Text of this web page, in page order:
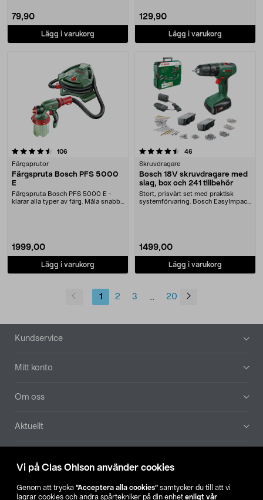
Vi på Clas Ohlson använder cookies
Genom att trycka ”Acceptera alla cookies” samtycker du till att vi
lagrar cookies och andra spårtekniker på din enhet enligt vår
79,90
Lägg i varukorg
129,90
Lägg i varukorg
106
Färgsprutor
Färgspruta Bosch PFS 5000
E
Färgspruta Bosch PFS 5000 E -
klarar alla typer av färg. Måla snabbt
1999,00
Lägg i varukorg
4.5 av 5 stjärnor 46
Skruvdragare
Bosch 18V skruvdragare med
slag, box och 241 tillbehör
Stort, prisvärt set med praktisk
systemförvaring. Bosch EasyImpact
1499,00
Lägg i varukorg
1 2 3 ... 20
Sidfot
Kundservice
Mitt konto
Om oss
Aktuellt
Hitta butik